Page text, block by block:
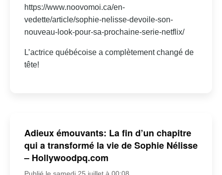
https://www.noovomoi.ca/en-
vedette/article/sophie-nelisse-devoile-son-
nouveau-look-pour-sa-prochaine-serie-netflix/
L’actrice québécoise a complètement changé de
tête!
Adieux émouvants: La fin d’un chapitre
qui a transformé la vie de Sophie Nélisse
– Hollywoodpq.com